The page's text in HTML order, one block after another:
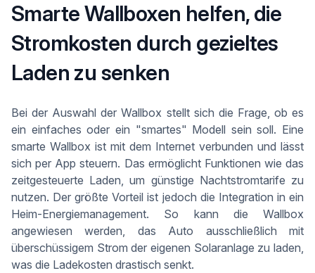
Smarte Wallboxen helfen, die
Stromkosten durch gezieltes
Laden zu senken
Bei der Auswahl der Wallbox stellt sich die Frage, ob es
ein einfaches oder ein "smartes" Modell sein soll. Eine
smarte Wallbox ist mit dem Internet verbunden und lässt
sich per App steuern. Das ermöglicht Funktionen wie das
zeitgesteuerte Laden, um günstige Nachtstromtarife zu
nutzen. Der größte Vorteil ist jedoch die Integration in ein
Heim-Energiemanagement. So kann die Wallbox
angewiesen werden, das Auto ausschließlich mit
überschüssigem Strom der eigenen Solaranlage zu laden,
was die Ladekosten drastisch senkt.